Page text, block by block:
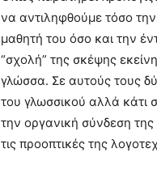
να αντιληφθούμε τόσο
μαθητή του όσο και την
“σχολή” της σκέψης
γλώσσα. Σε αυτούς τους
του γλωσσικού αλλά κάτι
την οργανική σύνδεση
τις προοπτικές της